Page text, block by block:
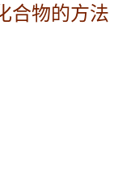
合物的方法